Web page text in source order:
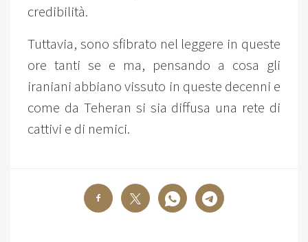
credibilità.
Tuttavia, sono sfibrato nel leggere in queste
ore tanti se e ma, pensando a cosa gli
iraniani abbiano vissuto in queste decenni e
come da Teheran si sia diffusa una rete di
cattivi e di nemici.